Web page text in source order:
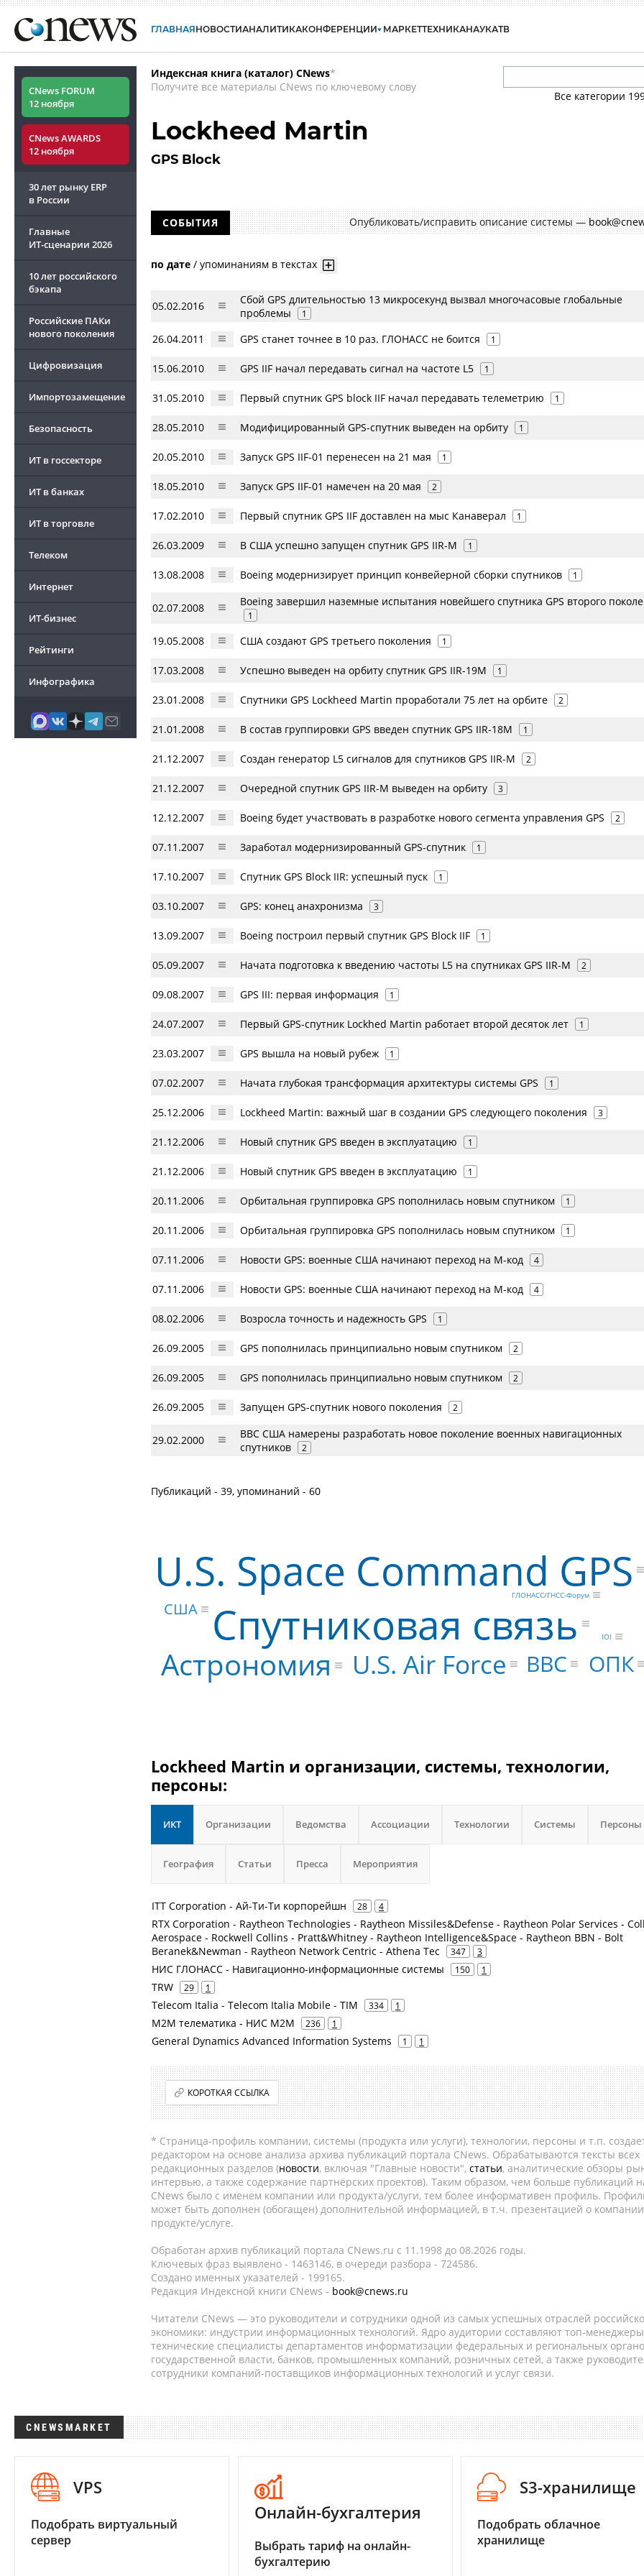
ГЛАВНАЯНОВОСТИАНАЛИТИКАКОНФЕРЕНЦИИ МАРКЕТТЕХНИКАНАУКАТВ
CNews FORUM
12 ноября
CNews AWARDS
12 ноября
30 лет рынку ERP
в России
Главные
ИТ-сценарии 2026
10 лет российского
бэкапа
Российские ПАКи
нового поколения
Цифровизация
Импортозамещение
Безопасность
ИТ в госсекторе
ИТ в банках
ИТ в торговле
Телеком
Интернет
ИТ-бизнес
Рейтинги
Инфографика
Индексная книга (каталог) CNews*
Получите все материалы CNews по ключевому слову
Все категории
Lockheed Martin
GPS Block
СОБЫТИЯ Опубликовать/исправить описание системы —
по дате / упоминаниям в текстах
05.02.2016
Сбой GPS длительностью 13 микросекунд вызвал многочасовые глобальные
проблемы
1
26.04.2011 GPS станет точнее в 10 раз. ГЛОНАСС не боится 1
15.06.2010 GPS IIF начал передавать сигнал на частоте L5 1
31.05.2010 Первый спутник GPS block IIF начал передавать телеметрию 1
28.05.2010 Модифицированный GPS-спутник выведен на орбиту 1
20.05.2010 Запуск GPS IIF-01 перенесен на 21 мая 1
18.05.2010 Запуск GPS IIF-01 намечен на 20 мая 2
17.02.2010 Первый спутник GPS IIF доставлен на мыс Канаверал 1
26.03.2009 В США успешно запущен спутник GPS IIR-M 1
13.08.2008 Boeing модернизирует принцип конвейерной сборки спутников 1
02.07.2008 Boeing завершил наземные испытания новейшего спутника GPS второго
1
19.05.2008 США создают GPS третьего поколения 1
17.03.2008 Успешно выведен на орбиту спутник GPS IIR-19M 1
23.01.2008 Спутники GPS Lockheed Martin проработали 75 лет на орбите 2
21.01.2008 В состав группировки GPS введен спутник GPS IIR-18M 1
21.12.2007 Создан генератор L5 сигналов для спутников GPS IIR-M 2
21.12.2007 Очередной спутник GPS IIR-M выведен на орбиту 3
12.12.2007 Boeing будет участвовать в разработке нового сегмента управления GPS 2
07.11.2007 Заработал модернизированный GPS-спутник 1
17.10.2007 Спутник GPS Block IIR: успешный пуск 1
03.10.2007 GPS: конец анахронизма 3
13.09.2007 Boeing построил первый спутник GPS Block IIF 1
05.09.2007 Начата подготовка к введению частоты L5 на спутниках GPS IIR-M 2
09.08.2007 GPS III: первая информация 1
24.07.2007 Первый GPS-спутник Lockhed Martin работает второй десяток лет 1
23.03.2007 GPS вышла на новый рубеж 1
07.02.2007 Начата глубокая трансформация архитектуры системы GPS 1
25.12.2006 Lockheed Martin: важный шаг в создании GPS следующего поколения 3
21.12.2006 Новый спутник GPS введен в эксплуатацию 1
21.12.2006 Новый спутник GPS введен в эксплуатацию 1
20.11.2006 Орбитальная группировка GPS пополнилась новым спутником 1
20.11.2006 Орбитальная группировка GPS пополнилась новым спутником 1
07.11.2006 Новости GPS: военные США начинают переход на М-код 4
07.11.2006 Новости GPS: военные США начинают переход на М-код 4
08.02.2006 Возросла точность и надежность GPS 1
26.09.2005 GPS пополнилась принципиально новым спутником 2
26.09.2005 GPS пополнилась принципиально новым спутником 2
26.09.2005 Запущен GPS-спутник нового поколения 2
29.02.2000
ВВС США намерены разработать новое поколение военных навигационных
спутников
2
Публикаций - 39, упоминаний - 60
Спутниковая связь
U.S. Space Command GPS
Астрономия U.S. Air Force BBC ОПК
США
ГЛОНАСС/ГНСС-Форум
IOI
Lockheed Martin и организации, системы, технологии,
персоны:
ИКТ Организации Ведомства Ассоциации Технологии Системы Персоны
География Статьи Пресса Мероприятия
ITT Corporation - Ай-Ти-Ти корпорейшн 28 4
RTX Corporation - Raytheon Technologies - Raytheon Missiles&Defense - Raytheon Polar Services -
Aerospace - Rockwell Collins - Pratt&Whitney - Raytheon Intelligence&Space - Raytheon BBN - Bolt
Beranek&Newman - Raytheon Network Centric - Athena Tec
347 3
НИС ГЛОНАСС - Навигационно-информационные системы 150 1
TRW 29 1
Telecom Italia - Telecom Italia Mobile - TIM 334 1
М2М телематика - НИС М2М 236 1
General Dynamics Advanced Information Systems 1 1
КОРОТКАЯ ССЫЛКА
* Страница-профиль компании, системы (продукта или услуги), технологии, персоны и т.п.
редактором на основе анализа архива публикаций портала CNews. Обрабатываются тексты всех
редакционных разделов (новости, включая "Главные новости", статьи, аналитические обзоры
интервью, а также содержание партнёрских проектов). Таким образом, чем больше публикаций
CNews было с именем компании или продукта/услуги, тем более информативен профиль.
может быть дополнен (обогащен) дополнительной информацией, в т.ч. презентацией о
продукте/услуге.
Обработан архив публикаций портала CNews.ru c 11.1998 до 08.2026 годы.
Ключевых фраз выявлено - 1463146, в очереди разбора - 724586.
Создано именных указателей - 199165.
Редакция Индексной книги CNews - book@cnews.ru
Читатели CNews — это руководители и сотрудники одной из самых успешных отраслей
экономики: индустрии информационных технологий. Ядро аудитории составляют топ-
технические специалисты департаментов информатизации федеральных и региональных
государственной власти, банков, промышленных компаний, розничных сетей, а также
сотрудники компаний-поставщиков информационных технологий и услуг связи.
CNEWSMARKET
VPS
Подобрать виртуальный
сервер
Онлайн-бухгалтерия
Выбрать тариф на онлайн-
бухгалтерию
S3-хранилище
Подобрать облачное
хранилище